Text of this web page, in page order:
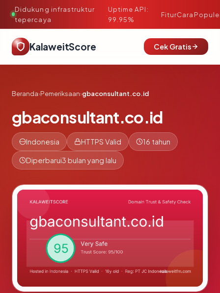
Didukung infrastruktur
tepercaya
·
Uptime API:
99.95%
FiturCara
KalaweitScore Cek Gratis
Beranda›Pemeriksaan›gbaconsultant.co.id
gbaconsultant.co.id
Indonesia HTTPS Valid 16 tahun
Diperbarui3 bulan yang lalu